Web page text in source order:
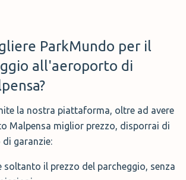
ParkMundo per il
all'aeroporto di
la nostra piattaforma, oltre ad avere
Malpensa miglior prezzo, disporrai di
garanzie:
soltanto il prezzo del parcheggio, senza